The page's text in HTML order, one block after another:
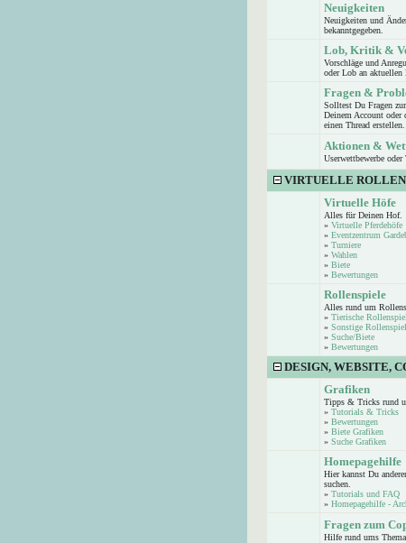
Neuigkeiten
Neuigkeiten und
bekanntgegeben.
Lob, Kritik &
Vorschläge und
oder Lob an aktuellen
Fragen &
Solltest Du Fragen
Deinem Account oder
einen Thread erstellen.
Aktionen &
Userwettbewerbe
VIRTUELLE
Virtuelle Höfe
Alles für Deinen Hof.
» Virtuelle Pferdehöfe
» Eventzentrum
» Turniere
» Wahlen
» Biete
» Bewertungen
Rollenspiele
Alles rund um
» Tierische
» Sonstige
» Suche/Biete
» Bewertungen
DESIGN, WEBSITE,
Grafiken
Tipps & Tricks rund
» Tutorials & Tricks
» Bewertungen
» Biete Grafiken
» Suche Grafiken
Homepagehilfe
Hier kannst Du
suchen.
» Tutorials und FAQ
» Homepagehilfe -
Fragen zum
Hilfe rund ums